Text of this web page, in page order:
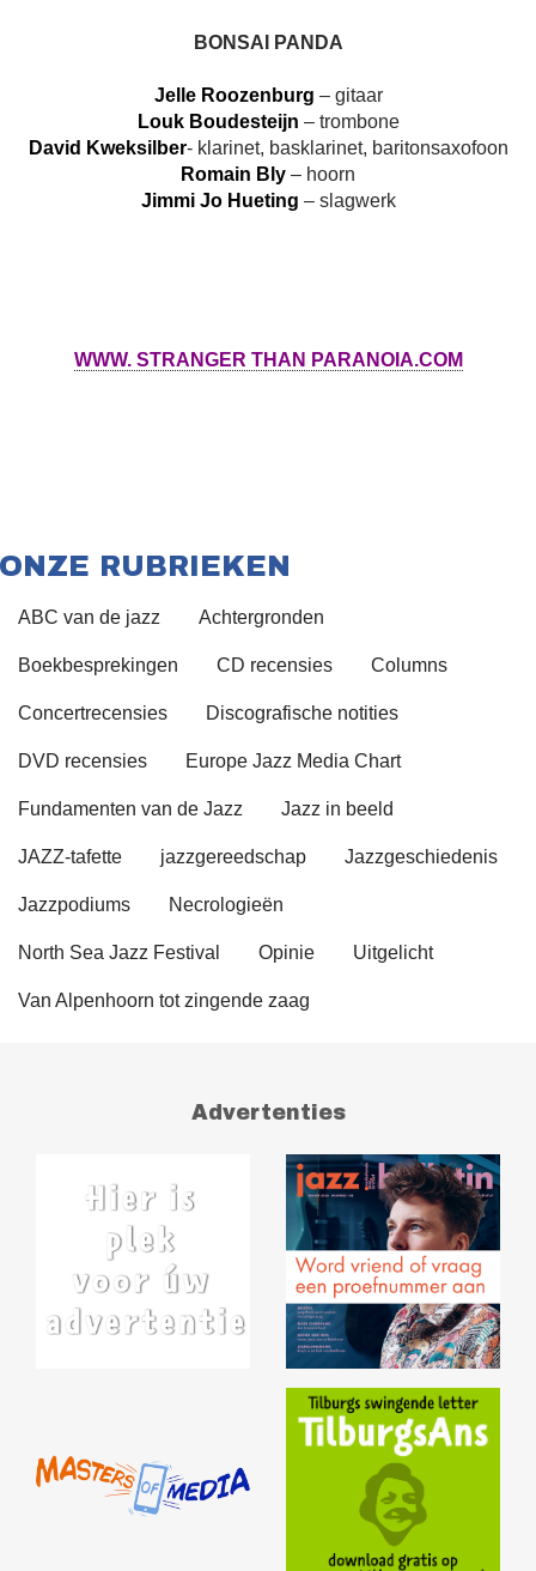
BONSAI PANDA
Jelle Roozenburg – gitaar
Louk Boudesteijn – trombone
David Kweksilber- klarinet, basklarinet, baritonsaxofoon
Romain Bly – hoorn
Jimmi Jo Hueting – slagwerk
WWW. STRANGER THAN PARANOIA.COM
ONZE RUBRIEKEN
ABC van de jazz Achtergronden
Boekbesprekingen CD recensies Columns
Concertrecensies Discografische notities
DVD recensies Europe Jazz Media Chart
Fundamenten van de Jazz Jazz in beeld
JAZZ-tafette jazzgereedschap Jazzgeschiedenis
Jazzpodiums Necrologieën
North Sea Jazz Festival Opinie Uitgelicht
Van Alpenhoorn tot zingende zaag
Advertenties